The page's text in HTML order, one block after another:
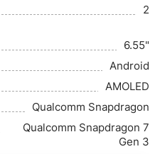
2
6.55"
Android
AMOLED
Qualcomm Snapdragon
Qualcomm Snapdragon 7
Gen 3